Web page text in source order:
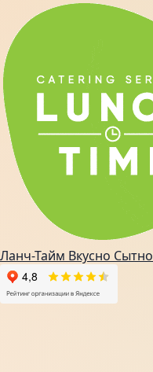
Ланч-Тайм Вкусно Сытно